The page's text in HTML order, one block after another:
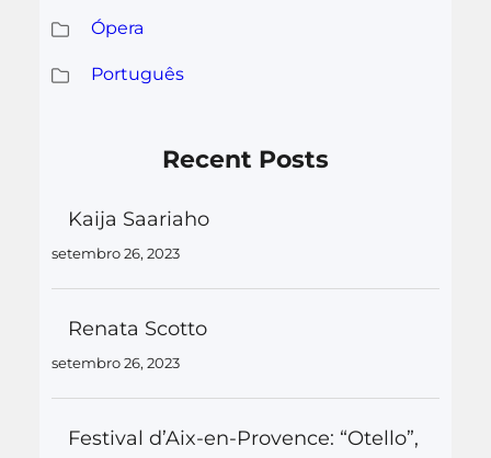
Ópera
Português
Recent Posts
Kaija Saariaho
setembro 26, 2023
Renata Scotto
setembro 26, 2023
Festival d’Aix-en-Provence: “Otello”,